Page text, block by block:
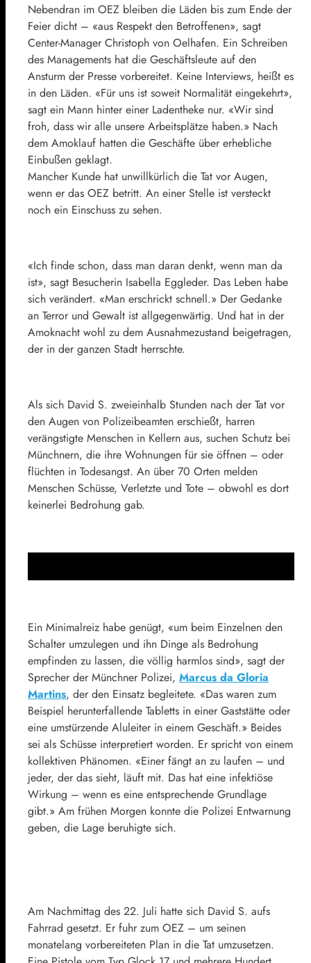
Nebendran im OEZ bleiben die Läden bis zum Ende der
Feier dicht – «aus Respekt den Betroffenen», sagt
Center-Manager Christoph von Oelhafen. Ein Schreiben
des Managements hat die Geschäftsleute auf den
Ansturm der Presse vorbereitet. Keine Interviews, heißt es
in den Läden. «Für uns ist soweit Normalität eingekehrt»,
sagt ein Mann hinter einer Ladentheke nur. «Wir sind
froh, dass wir alle unsere Arbeitsplätze haben.» Nach
dem Amoklauf hatten die Geschäfte über erhebliche
Einbußen geklagt.
Mancher Kunde hat unwillkürlich die Tat vor Augen,
wenn er das OEZ betritt. An einer Stelle ist versteckt
noch ein Einschuss zu sehen.
«Ich finde schon, dass man daran denkt, wenn man da
ist», sagt Besucherin Isabella Eggleder. Das Leben habe
sich verändert. «Man erschrickt schnell.» Der Gedanke
an Terror und Gewalt ist allgegenwärtig. Und hat in der
Amoknacht wohl zu dem Ausnahmezustand beigetragen,
der in der ganzen Stadt herrschte.
Als sich David S. zweieinhalb Stunden nach der Tat vor
den Augen von Polizeibeamten erschießt, harren
verängstigte Menschen in Kellern aus, suchen Schutz bei
Münchnern, die ihre Wohnungen für sie öffnen – oder
flüchten in Todesangst. An über 70 Orten melden
Menschen Schüsse, Verletzte und Tote – obwohl es dort
keinerlei Bedrohung gab.
Ein Minimalreiz habe genügt, «um beim Einzelnen den
Schalter umzulegen und ihn Dinge als Bedrohung
empfinden zu lassen, die völlig harmlos sind», sagt der
Sprecher der Münchner Polizei, Marcus da Gloria
Martins, der den Einsatz begleitete. «Das waren zum
Beispiel herunterfallende Tabletts in einer Gaststätte oder
eine umstürzende Aluleiter in einem Geschäft.» Beides
sei als Schüsse interpretiert worden. Er spricht von einem
kollektiven Phänomen. «Einer fängt an zu laufen – und
jeder, der das sieht, läuft mit. Das hat eine infektiöse
Wirkung – wenn es eine entsprechende Grundlage
gibt.» Am frühen Morgen konnte die Polizei Entwarnung
geben, die Lage beruhigte sich.
Am Nachmittag des 22. Juli hatte sich David S. aufs
Fahrrad gesetzt. Er fuhr zum OEZ – um seinen
monatelang vorbereiteten Plan in die Tat umzusetzen.